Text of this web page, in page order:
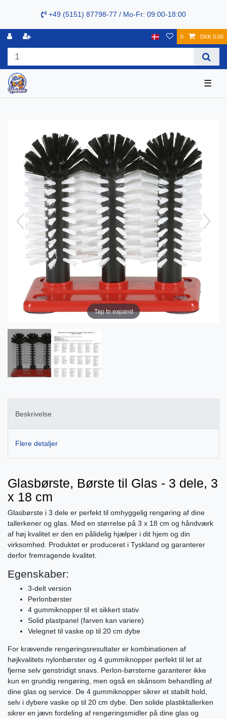
+49 (5151) 87798-77 / Mo-Fr: 09:00-18:00
0 DKK 0.00
☰
Tap to expand
Beskrivelse
Flere detaljer
Glasbørste, Børste til Glas - 3 dele, 3
x 18 cm
Glasbørste i 3 dele er perfekt til omhyggelig rengøring af dine
tallerkener og glas. Med en størrelse på 3 x 18 cm og håndværk
af høj kvalitet er den en pålidelig hjælper i dit hjem og din
virksomhed. Produktet er produceret i Tyskland og garanterer
derfor fremragende kvalitet.
Egenskaber:
3-delt version
Perlonbørster
4 gummiknopper til et sikkert stativ
Solid plastpanel (farven kan variere)
Velegnet til vaske op til 20 cm dybe
For krævende rengøringsresultater er kombinationen af ​​
højkvalitets nylonbørster og 4 gummiknopper perfekt til let at
fjerne selv genstridigt snavs. Perlon-børsterne garanterer ikke
kun en grundig rengøring, men også en skånsom behandling af
dine glas og service. De 4 gummiknopper sikrer et stabilt hold,
selv i dybere vaske op til 20 cm dybe. Den solide plastiktallerken
sikrer en jævn fordeling af rengøringsmidler på dine glas og